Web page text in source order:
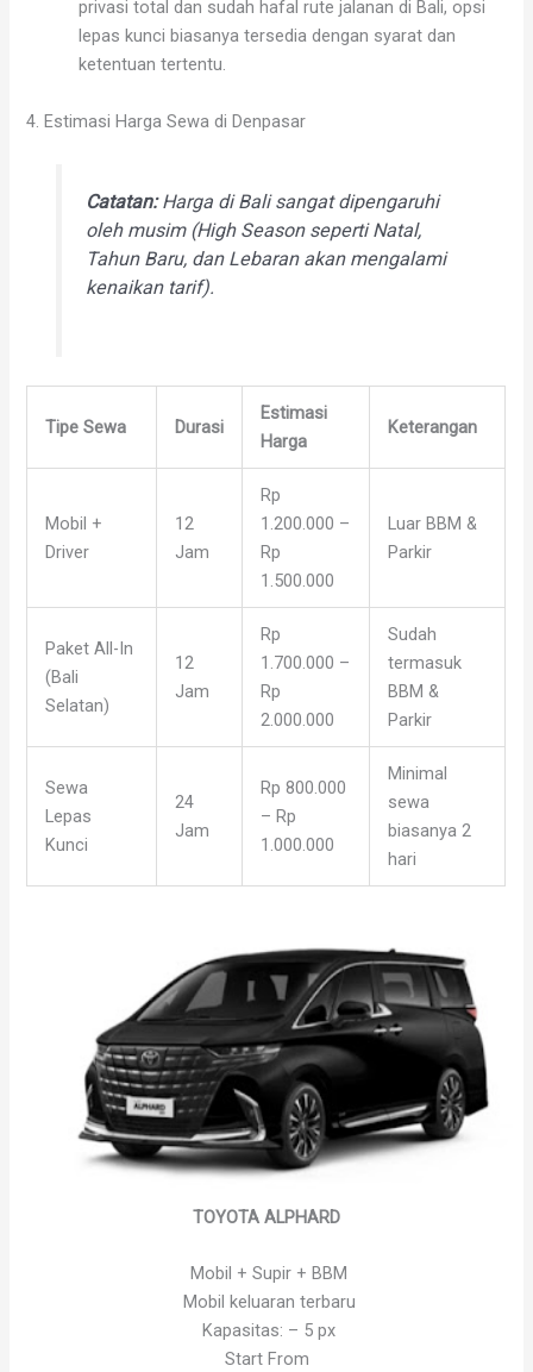
privasi total dan sudah hafal rute jalanan di Bali, opsi
lepas kunci biasanya tersedia dengan syarat dan
ketentuan tertentu.
4. Estimasi Harga Sewa di Denpasar
Catatan:Harga di Bali sangat dipengaruhi
oleh musim (High Season seperti Natal,
Tahun Baru, dan Lebaran akan mengalami
kenaikan tarif).
Tipe Sewa Durasi
Estimasi
Harga
Keterangan
Mobil +
Driver
12
Jam
Rp
1.200.000 –
Rp
1.500.000
Luar BBM &
Parkir
Paket All-In
(Bali
Selatan)
12
Jam
Rp
1.700.000 –
Rp
2.000.000
Sudah
termasuk
BBM &
Parkir
Sewa
Lepas
Kunci
24
Jam
Rp 800.000
– Rp
1.000.000
Minimal
sewa
biasanya 2
hari
TOYOTA ALPHARD
Mobil + Supir + BBM
Mobil keluaran terbaru
Kapasitas: – 5 px
Start From